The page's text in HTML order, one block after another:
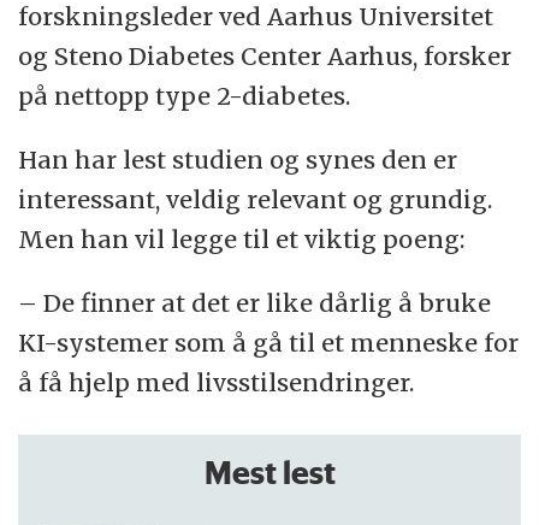
forskningsleder ved Aarhus Universitet
og Steno Diabetes Center Aarhus, forsker
på nettopp type 2-diabetes.
Han har lest studien og synes den er
interessant, veldig relevant og grundig.
Men han vil legge til et viktig poeng:
– De finner at det er like dårlig å bruke
KI-systemer som å gå til et menneske for
å få hjelp med livsstilsendringer.
Mest lest